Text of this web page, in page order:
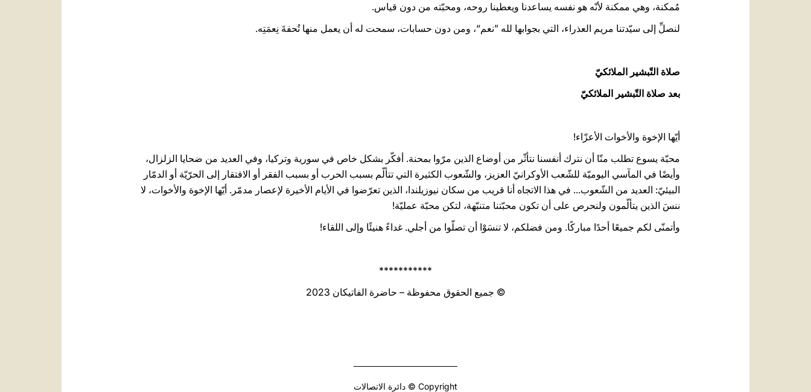
مُمكنة، وهي ممكنة لأنّه هو نفسه يساعدنا ويعطينا روحه، ومحبّته من دون قياس.
لنصلِّ إلى سيّدتنا مريم العذراء، التي بجوابها لله ”نعم“، ومن دون حسابات، سمحت له أن يعمل منها تُحفةَ نِعمَتِه.
صلاة التّبشير الملائكيّ
بعد صلاة التّبشير الملائكيّ
أيّها الإخوة والأخوات الأعزّاء!
محبّة يسوع تطلب منّا أن نترك أنفسنا نتأثّر من أوضاع الذين مرّوا بمحنة. أفكّر بشكل خاص في سورية وتركيا، وفي العديد من ضحايا الزلزال،
وأيضًا في المآسي اليوميّة للشّعب الأوكرانيّ العزيز، والشّعوب الكثيرة التي تتألّم بسبب الحرب أو بسبب الفقر أو الافتقار إلى الحرّيّة أو الدمّار
البيئيّ: العديد من الشّعوب... في هذا الاتجاه أنا قريب من سكان نيوزيلندا، الذين تعرّضوا في الأيام الأخيرة لإعصار مدمّر. أيّها الإخوة والأخوات، لا
ننسَ الذين يتألّمون ولنحرص على أن تكون محبّتنا متنبّهة، لتكن محبّة عمليّة!
وأتمنّى لكم جميعًا أحدًا مباركًا. ومن فضلكم، لا تنسَوْا أن تصلّوا من أجلي. غداءً هنيئًا وإلى اللقاء!
***********
© جميع الحقوق محفوظة – حاضرة الفاتيكان 2023
Copyright © دائرة الاتصالات